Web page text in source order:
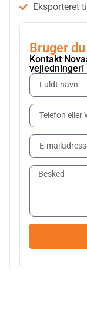
Eksporteret
Bruger
Kontakt
vejledninger!